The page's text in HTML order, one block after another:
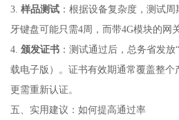
3. 样品测试：根据设备复杂度，测试
牙键盘可能只需4周，而带4G模块的网
4. 颁发证书：测试通过后，总务省发放
载电子版）。证书有效期通常覆盖整
更需重新认证。
五、实用建议：如何提高通过率